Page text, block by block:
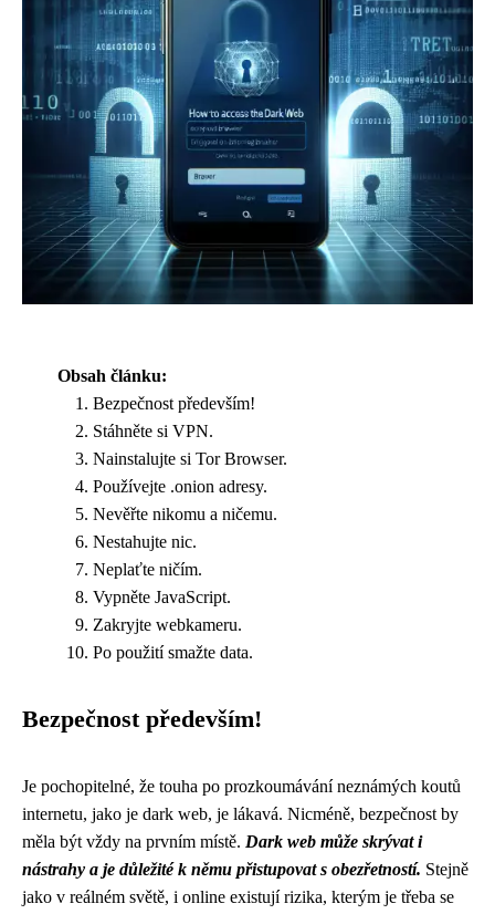
Obsah článku:
Bezpečnost především!
Stáhněte si VPN.
Nainstalujte si Tor Browser.
Používejte .onion adresy.
Nevěřte nikomu a ničemu.
Nestahujte nic.
Neplaťte ničím.
Vypněte JavaScript.
Zakryjte webkameru.
Po použití smažte data.
Bezpečnost především!
Je pochopitelné, že touha po prozkoumávání neznámých koutů
internetu, jako je dark web, je lákavá. Nicméně, bezpečnost by
měla být vždy na prvním místě. Dark web může skrývat i
nástrahy a je důležité k němu přistupovat s obezřetností. Stejně
jako v reálném světě, i online existují rizika, kterým je třeba se